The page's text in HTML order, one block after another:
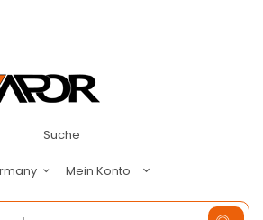
Suche
Mein Konto